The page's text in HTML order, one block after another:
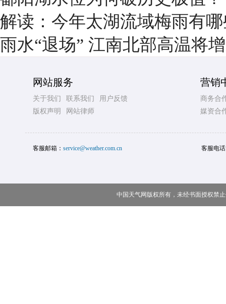
解读：今年太湖流域梅雨有
雨水“退场” 江南北部高温将
网站服务
关于我们 联系我们
用户反馈
版权声明
网站律师
营销
商务合
媒资合
客服邮箱： service@weather.com.cn 客服电
中国天气网版权所有，未经书面授权